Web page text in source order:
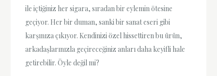
ile içtiğiniz her sigara, sıradan bir eylemin ötesine
geçiyor. Her bir duman, sanki bir sanat eseri gibi
karşınıza çıkıyor. Kendinizi özel hissettiren bu ürün,
arkadaşlarınızla geçireceğiniz anları daha keyifli hale
getirebilir. Öyle değil mi?